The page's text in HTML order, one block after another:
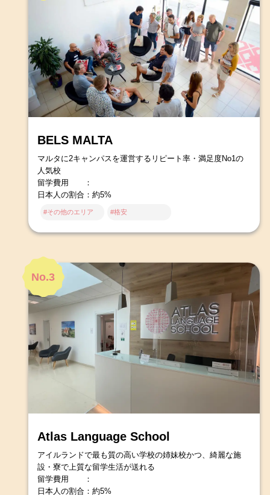
BELS MALTA
マルタに2キャンパスを運営するリピート率・満足度No1の
人気校
留学費用 ：
日本人の割合：約5%
#その他のエリア #格安
Atlas Language School
アイルランドで最も質の高い学校の姉妹校かつ、綺麗な施
設・寮で上質な留学生活が送れる
留学費用 ：
日本人の割合：約5%
No.3